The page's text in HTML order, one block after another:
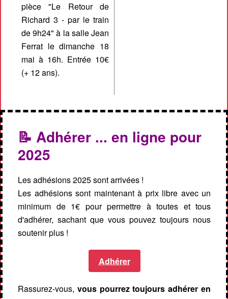
pièce "Le Retour de
Richard 3 - par le train
de 9h24" à la salle Jean
Ferrat le dimanche 18
mai à 16h. Entrée 10€
(+ 12 ans).
📝 Adhérer ... en ligne pour
2025
Les adhésions 2025 sont arrivées !
Les adhésions sont maintenant à prix libre avec un
minimum de 1€ pour permettre à toutes et tous
d'adhérer, sachant que vous pouvez toujours nous
soutenir plus !
Adhérer
Rassurez-vous, vous pourrez toujours adhérer en